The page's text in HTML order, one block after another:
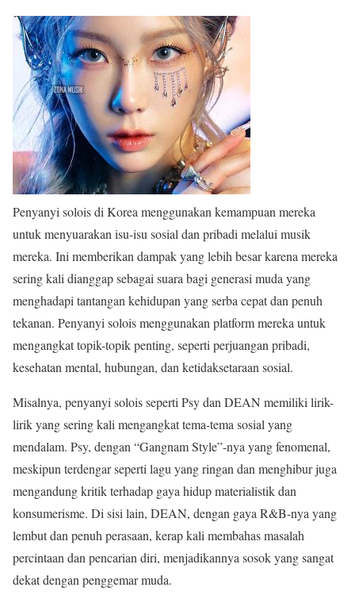
Penyanyi solois di Korea menggunakan kemampuan mereka
untuk menyuarakan isu-isu sosial dan pribadi melalui musik
mereka. Ini memberikan dampak yang lebih besar karena mereka
sering kali dianggap sebagai suara bagi generasi muda yang
menghadapi tantangan kehidupan yang serba cepat dan penuh
tekanan. Penyanyi solois menggunakan platform mereka untuk
mengangkat topik-topik penting, seperti perjuangan pribadi,
kesehatan mental, hubungan, dan ketidaksetaraan sosial.
Misalnya, penyanyi solois seperti Psy dan DEAN memiliki lirik-
lirik yang sering kali mengangkat tema-tema sosial yang
mendalam. Psy, dengan “Gangnam Style”-nya yang fenomenal,
meskipun terdengar seperti lagu yang ringan dan menghibur juga
mengandung kritik terhadap gaya hidup materialistik dan
konsumerisme. Di sisi lain, DEAN, dengan gaya R&B-nya yang
lembut dan penuh perasaan, kerap kali membahas masalah
percintaan dan pencarian diri, menjadikannya sosok yang sangat
dekat dengan penggemar muda.